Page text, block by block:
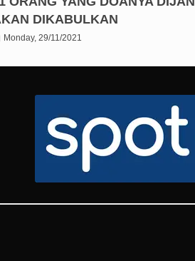
DIKABULKAN
Monday, 29/11/2021